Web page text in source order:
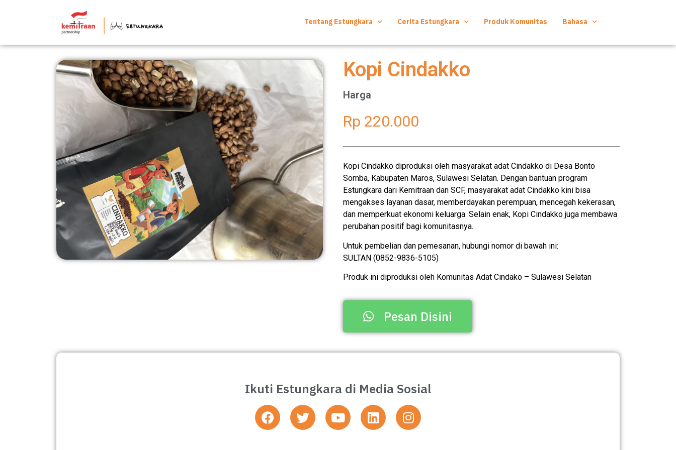
Tentang Estungkara Cerita Estungkara Produk Komunitas Bahasa
Kopi Cindakko
Harga
Rp 220.000
Kopi Cindakko diproduksi oleh masyarakat adat Cindakko di Desa Bonto
Somba, Kabupaten Maros, Sulawesi Selatan. Dengan bantuan program
Estungkara dari Kemitraan dan SCF, masyarakat adat Cindakko kini bisa
mengakses layanan dasar, memberdayakan perempuan, mencegah kekerasan,
dan memperkuat ekonomi keluarga. Selain enak, Kopi Cindakko juga membawa
perubahan positif bagi komunitasnya.
Untuk pembelian dan pemesanan, hubungi nomor di bawah ini:
SULTAN (0852-9836-5105)
Produk ini diproduksi oleh Komunitas Adat Cindako – Sulawesi Selatan
Pesan Disini
Ikuti Estungkara di Media Sosial